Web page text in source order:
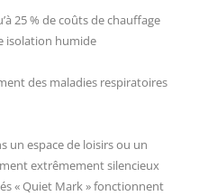
25 % de coûts de chauffage
isolation humide
des maladies respiratoires
un espace de loisirs ou un
extrêmement silencieux
« Quiet Mark » fonctionnent